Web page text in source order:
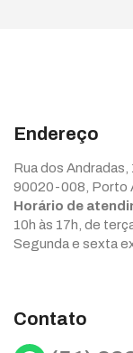
Endereço
Rua dos Andradas,
90020-008, Porto
Horário de
10h às 17h, de
Segunda e sexta
Contato